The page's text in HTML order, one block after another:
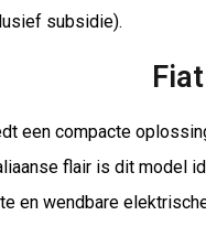
subsidie).
een compacte
flair is dit model
en wendbare